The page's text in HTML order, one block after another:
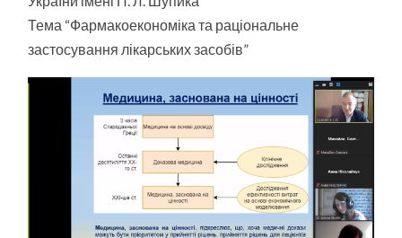
Тема “Фармакоекономіка та раціональне
застосування лікарських засобів”